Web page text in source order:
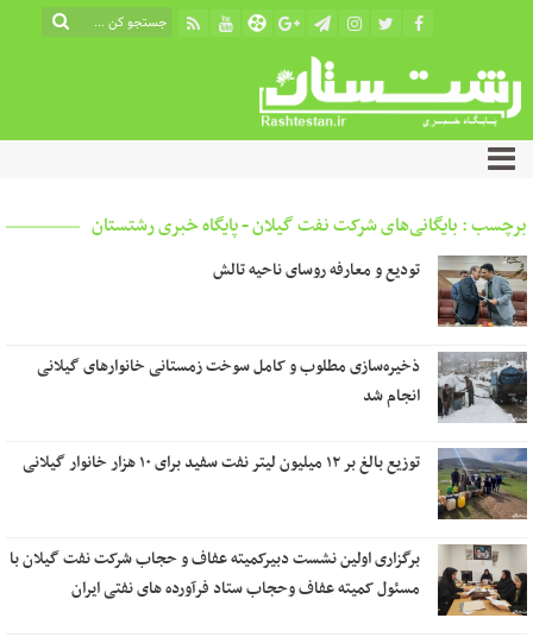
برچسب : بایگانی‌های شرکت نفت گیلان - پایگاه خبری رشتستان
تودیع و معارفه روسای ناحیه تالش
ذخیره‌سازی مطلوب و کامل سوخت زمستانی خانوارهای گیلانی
انجام شد
توزیع بالغ بر ۱۲ میلیون لیتر نفت سفید برای ۱۰ هزار خانوار گیلانی
برگزاری اولین نشست دبیرکمیته عفاف و حجاب شرکت نفت گیلان با
مسئول کمیته عفاف وحجاب ستاد فرآورده های نفتی ایران